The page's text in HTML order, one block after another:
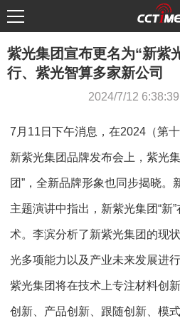
紫光集团宣布更名为“新紫
行、紫光智算多家新公司
2024/7/12
7月11日下午消息，在2024（第
新紫光集团品牌发布会上，紫光
团”，全新品牌形象也同步揭晓。
主题演讲中指出，新紫光集团“新
术。李滨分析了新紫光集团的现
光多项能力以及产业未来发展进
紫光集团将在技术上专注材料创
创新、产品创新、跟随创新、模